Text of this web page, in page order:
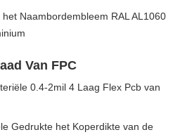
Naambordembleem RAL AL1060
Van FPC
0.4-2mil 4 Laag Flex Pcb van
Gedrukte het Koperdikte van de